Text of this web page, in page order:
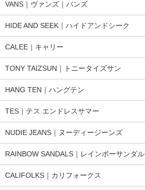
VANS｜ヴァンズ｜バンズ
HIDE AND SEEK｜ハイドアンドシーク
CALEE｜キャリー
TONY TAIZSUN｜トニータイズサン
HANG TEN｜ハングテン
TES｜テス エンドレスサマー
NUDIE JEANS｜ヌーディージーンズ
RAINBOW SANDALS｜レインボーサンダル
CALIFOLKS｜カリフォークス